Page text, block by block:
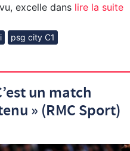
excelle dans lire la suite
psg city C1
un match
» (RMC Sport)